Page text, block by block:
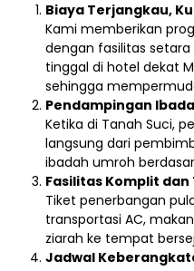
Biaya Terjangkau,
Kami memberikan
dengan fasilitas
tinggal di hotel dekat
sehingga
Pendampingan
Ketika di Tanah Suci,
langsung dari
ibadah umroh
Fasilitas Komplit
Tiket penerbangan
transportasi AC,
ziarah ke tempat
Jadwal